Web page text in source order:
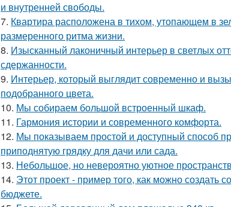
и внутренней свободы.
7. Квартира расположена в тихом, утопающем в
размеренного ритма жизни.
8. Изысканный лаконичный интерьер в светлых
сдержанности.
9. Интерьер, который выглядит современно и
подобранного цвета.
10. Мы собираем большой встроенный шкаф.
11. Гармония истории и современного комфорта.
12. Мы показываем простой и доступный способ
приподнятую грядку для дачи или сада.
13. Небольшое, но невероятно уютное
14. Этот проект - пример того, как можно создать
бюджете.